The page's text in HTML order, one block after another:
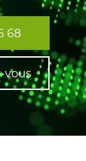
68
vous